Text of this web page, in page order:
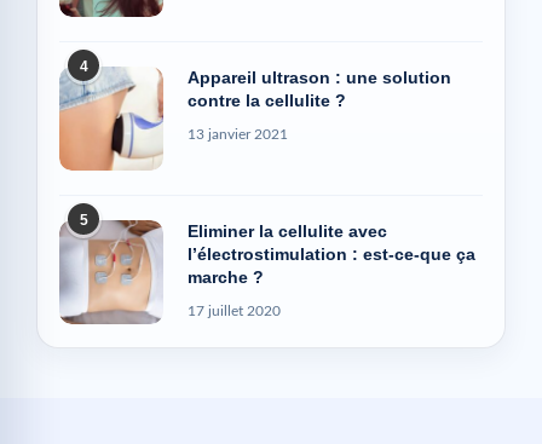
4
Appareil ultrason : une solution
contre la cellulite ?
13 janvier 2021
5
Eliminer la cellulite avec
l’électrostimulation : est-ce-que ça
marche ?
17 juillet 2020